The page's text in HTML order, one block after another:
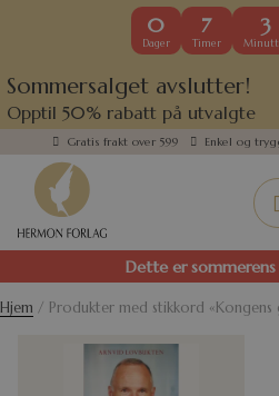
0
Dager
7
Timer
3
Sommersalget avslutter!
Opptil 50% rabatt på utvalgte
kundefavoritter
Gratis frakt over 599 Enkel og
Dette er sommerens
Hjem / Produkter med stikkord «Kongens